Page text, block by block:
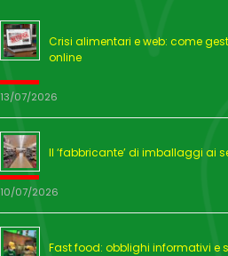
Crisi alimentari e web: come
online
13/07/2026
Il ‘fabbricante’ di imballaggi ai
10/07/2026
Fast food: obblighi informativi e